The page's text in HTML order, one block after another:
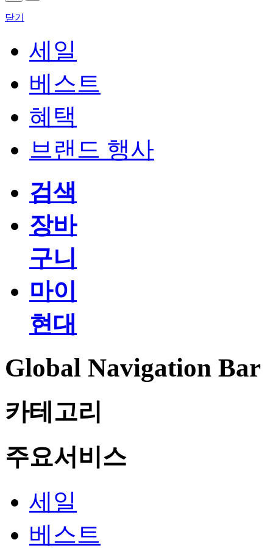
닫기
세일
베스트
혜택
브랜드 행사
검색
장바
구니
마이
현대
Global Navigation Bar
카테고리
주요서비스
세일
베스트